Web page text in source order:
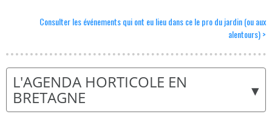
Consulter les événements qui ont eu lieu dans ce le pro du jardin (ou aux
alentours) >
▾
L'AGENDA HORTICOLE EN
BRETAGNE